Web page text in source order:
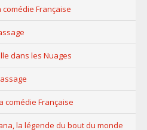
comédie Française
dans les Nuages
comédie Française
la légende du bout du monde